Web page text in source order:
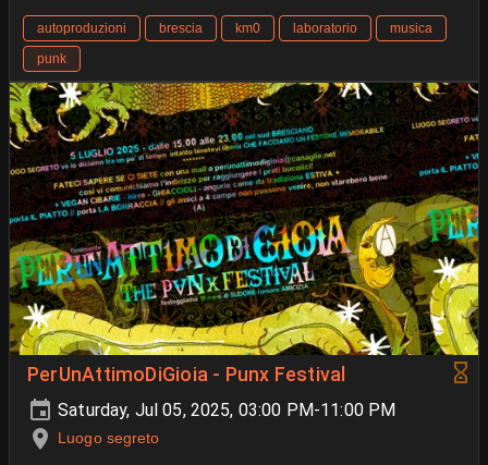
autoproduzioni brescia km0 laboratorio
musica
punk
PerUnAttimoDiGioia - Punx Festival
Saturday, Jul 05, 2025, 03:00 PM-11:00 PM
Luogo segreto